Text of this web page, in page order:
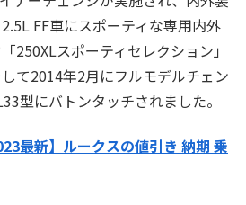
FF車にスポーティな専用内外
250XLスポーティセレクション」
て2014年2月にフルモデルチェン
型にバトンタッチされました。
最新】ルークスの値引き 納期 乗